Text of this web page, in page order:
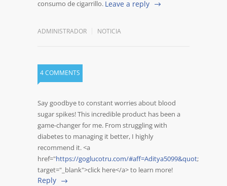
consumo de cigarrillo. Leave a reply
ADMINISTRADOR NOTICIA
4 COMMENTS
Say goodbye to constant worries about blood
sugar spikes! This incredible product has been a
game-changer for me. From struggling with
diabetes to managing it better, I highly
recommend it. <a
href="https://goglucotru.com/#aff=Aditya5099&quot;
target="_blank">click here</a> to learn more!
Reply